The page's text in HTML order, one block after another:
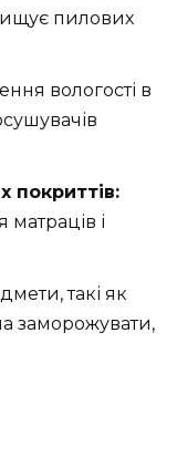
пилових
вологості в
покриттів:
і
такі як
заморожувати,